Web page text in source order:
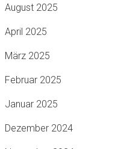
August 2025
April 2025
März 2025
Februar 2025
Januar 2025
Dezember 2024